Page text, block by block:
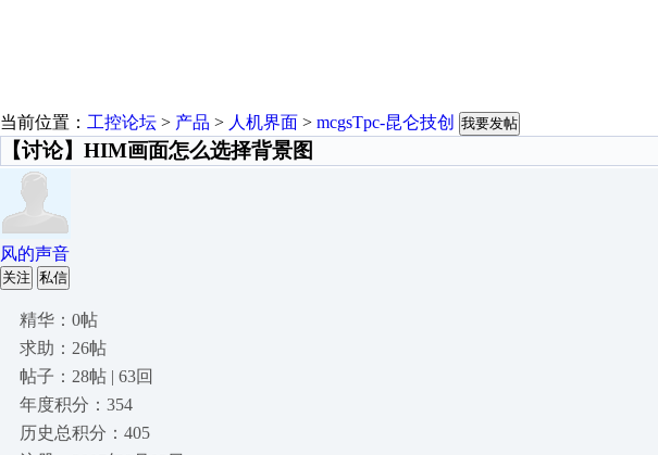
当前位置： 工控论坛 > 产品 > 人机界面 > mcgsTpc-昆仑技创 我要发帖
【讨论】HIM画面怎么选择背景图
风的声音
关注 私信
精华：0帖
求助：26帖
帖子：28帖 | 63回
年度积分：354
历史总积分：405